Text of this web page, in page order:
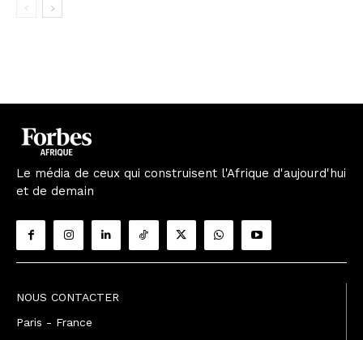
Le média de ceux qui construisent l'Afrique d'aujourd'hui
et de demain
NOUS CONTACTER
Paris - France